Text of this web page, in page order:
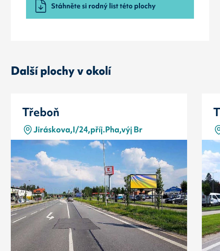
Stáhněte si rodný list této plochy
Další plochy v okolí
Třeboň
Jiráskova,I/24,příj.Pha,výj Br